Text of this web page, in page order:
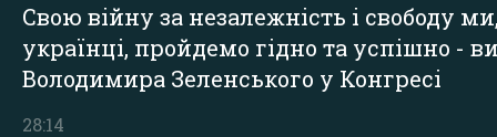
Свою війну за незалежність і свободу
українці, пройдемо гідно та успішно -
Володимира Зеленського у Конгресі
28:14